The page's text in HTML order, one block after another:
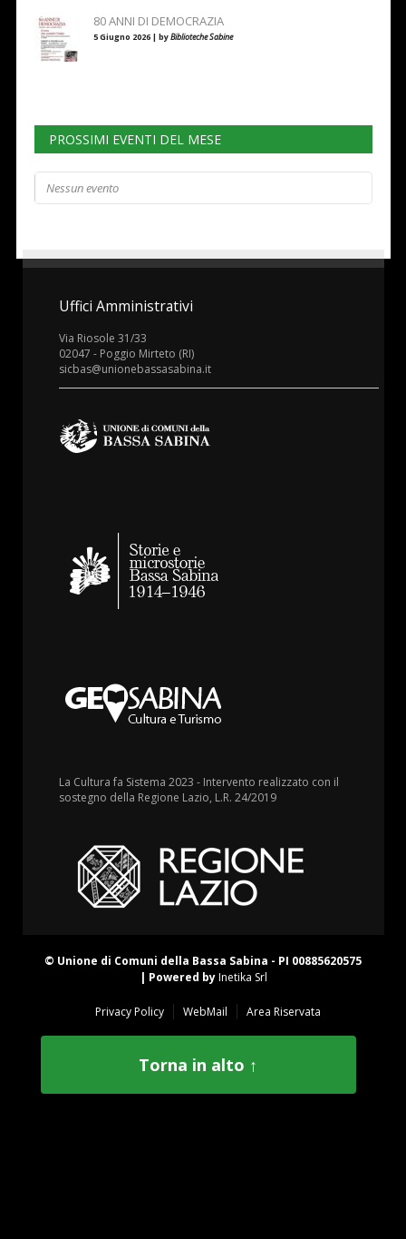
80 ANNI DI DEMOCRAZIA
5 Giugno 2026 | byBiblioteche Sabine
PROSSIMI EVENTI DEL MESE
Nessun evento
Uffici Amministrativi
Via Riosole 31/33
02047 - Poggio Mirteto (RI)
sicbas@unionebassasabina.it
La Cultura fa Sistema 2023 - Intervento realizzato con il
sostegno della Regione Lazio, L.R. 24/2019
© Unione di Comuni della Bassa Sabina - PI 00885620575
| Powered byInetika Srl
Privacy Policy WebMail Area Riservata
Torna in alto ↑